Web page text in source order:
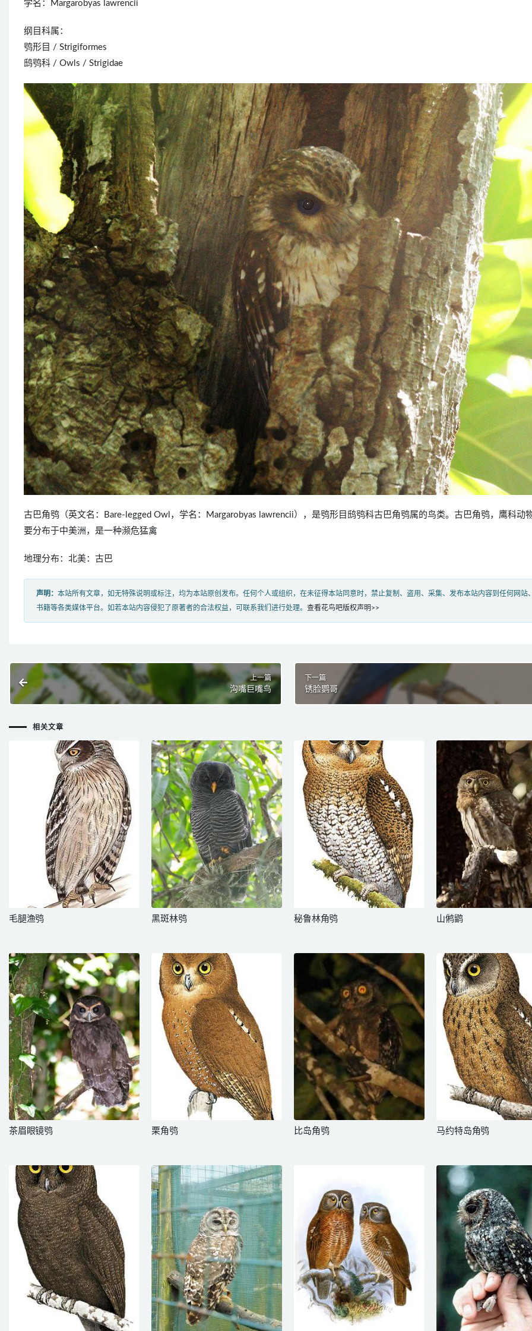
学名：Margarobyas lawrencii
纲目科属：
鸮形目 / Strigiformes
鸱鸮科 / Owls / Strigidae
古巴角鸮（英文名：Bare-legged Owl，学名：Margarobyas lawrencii），是鸮形目鸱鸮科古巴角鸮属的鸟类。古巴角鸮，鹰科动
要分布于中美洲，是一种濒危猛禽
地理分布：北美：古巴
声明： 本站所有文章，如无特殊说明或标注，均为本站原创发布。任何个人或组织，在未征得本站同意时，禁止复制、盗用、采集、发布本站内容到任何网站
书籍等各类媒体平台。如若本站内容侵犯了原著者的合法权益，可联系我们进行处理。 查看花鸟吧版权声明>>
上一篇
沟嘴巨嘴鸟
下一篇
锈脸鹦哥
相关文章
毛腿渔鸮 黑斑林鸮 秘鲁林角鸮 山鸺鹠
茶眉眼镜鸮 栗角鸮 比岛角鸮 马约特岛角鸮